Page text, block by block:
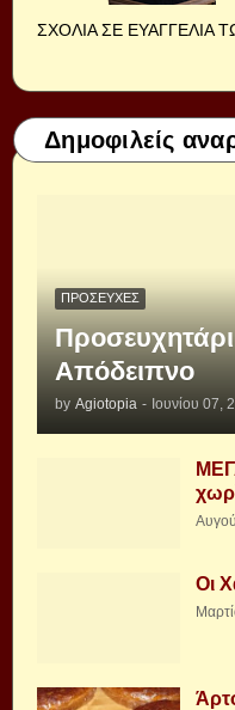
ΣΧΟΛΙΑ ΣΕ ΕΥΑΓΓΕΛΙΑ
Δημοφιλείς
ΠΡΟΣΕΥΧΈΣ
Απόδειπνο
by Agiotopia - Ιουνίου 07,
Οι